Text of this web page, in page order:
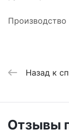
Назад к
Отзывы